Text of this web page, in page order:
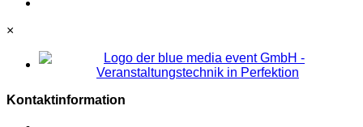
×
Kontaktinformation